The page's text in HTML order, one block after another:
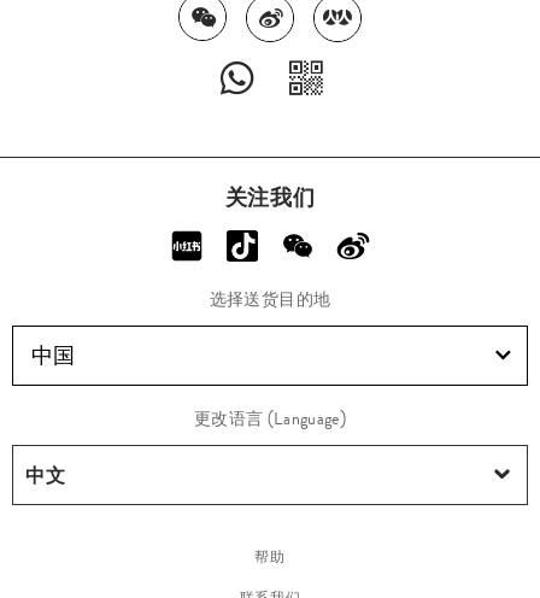
关注我们
选择送货目的地
中国
更改语言 (Language)
帮助